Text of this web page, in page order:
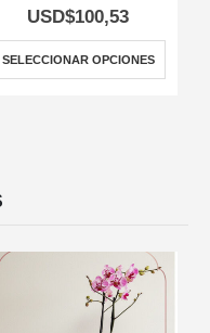
5.00out of 5
USD$100,53
SELECCIONAR OPCIONES